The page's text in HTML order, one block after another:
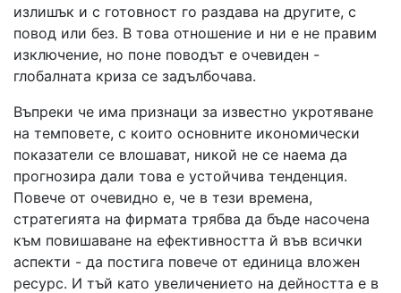
излишък и с готовност го раздава на другите, с
повод или без. В това отношение и ни е не правим
изключение, но поне поводът е очевиден -
глобалната криза се задълбочава.
Въпреки че има признаци за известно укротяване
на темповете, с които основните икономически
показатели се влошават, никой не се наема да
прогнозира дали това е устойчива тенденция.
Повече от очевидно е, че в тези времена,
стратегията на фирмата трябва да бъде насочена
към повишаване на ефективността й във всички
аспекти - да постига повече от единица вложен
ресурс. И тъй като увеличението на дейността е в